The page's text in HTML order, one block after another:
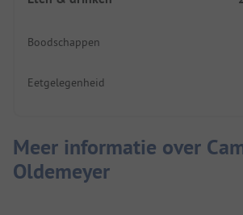
Boodschappen
Eetgelegenheid
Meer informatie over
Oldemeyer